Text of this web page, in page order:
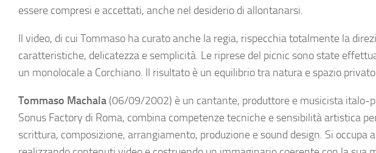
essere compresi e accettati, anche nel desiderio di allontanarsi.
Il video, di cui Tommaso ha curato anche la regia, rispecchia totalmente la
caratteristiche, delicatezza e semplicità. Le riprese del picnic sono state
un monolocale a Corchiano. Il risultato è un equilibrio tra natura e spazio
Tommaso Machala (06/09/2002) è un cantante, produttore e musicista italo-
Sonus Factory di Roma, combina competenze tecniche e sensibilità artistica
scrittura, composizione, arrangiamento, produzione e sound design. Si occupa